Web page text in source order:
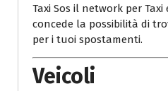
Taxi Sos il network per
concede la possibilità di
per i tuoi spostamenti.
Veicoli